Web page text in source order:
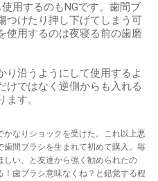
用するのもNGです。歯間ブ
つけたり押し下げてしまう可
使用するのは夜寝る前の歯磨
り沿うようにして使用するよ
けではなく逆側からも入れる
す。
なりショックを受けた。これ以上悪
歯間ブラシを生まれて初めて購入。毎
い、と友達から強く勧められたの
歯ブラシ意味なくね？と錯覚する程